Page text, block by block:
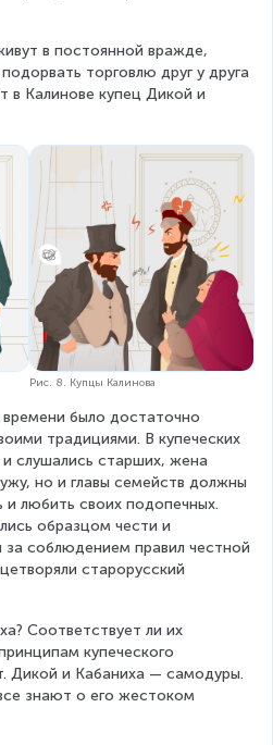
в постоянной вражде,
торговлю друг у друга
в Калинове купец Дикой и
Рис. 8. Купцы Калинова
было достаточно
традициями. В купеческих
слушались старших, жена
но и главы семейств должны
любить своих подопечных.
образцом чести и
соблюдением правил честной
старорусский
Соответствует ли их
купеческого
Дикой и Кабаниха — самодуры.
знают о его жестоком